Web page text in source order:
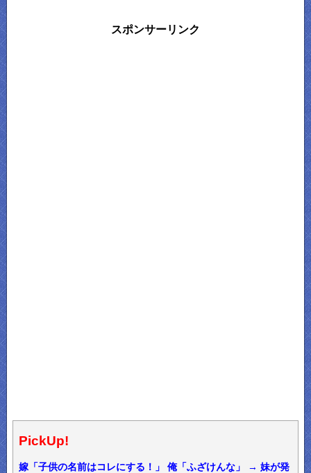
スポンサーリンク
PickUp!
嫁「子供の名前はコレにする！」 俺「ふざけんな」 → 妹が発